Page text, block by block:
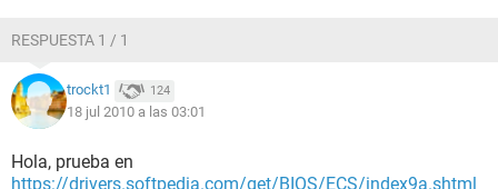
RESPUESTA 1 / 1
trockt1 124
18 jul 2010 a las 03:01
Hola, prueba en
https://drivers.softpedia.com/get/BIOS/ECS/index9a.shtml